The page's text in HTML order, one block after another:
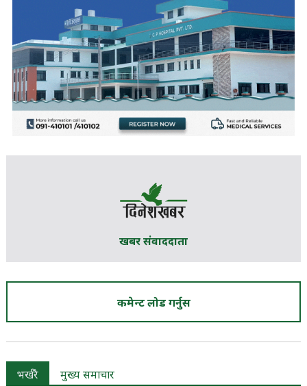
खबर संवाददाता
कमेन्ट लोड गर्नुस
भर्खरै मुख्य समाचार